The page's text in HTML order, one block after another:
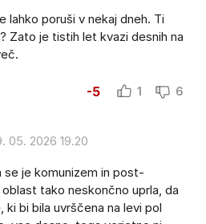
lahko poruši v nekaj dneh. Ti
Zato je tistih let kvazi desnih na
-5 1 6
05. 2026 19.20
je komunizem in post-
tako neskončno uprla, da
bi bila uvrščena na levi pol